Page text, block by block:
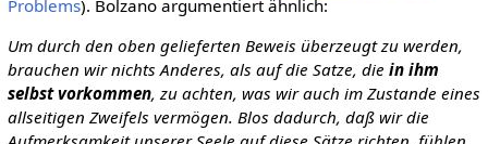
Problems). Bolzano argumentiert ähnlich:
Um durch den oben gelieferten Beweis überzeugt zu werden,
brauchen wir nichts Anderes, als auf die Satze, die in ihm
selbst vorkommen, zu achten, was wir auch im Zustande eines
allseitigen Zweifels vermögen. Blos dadurch, daß wir die